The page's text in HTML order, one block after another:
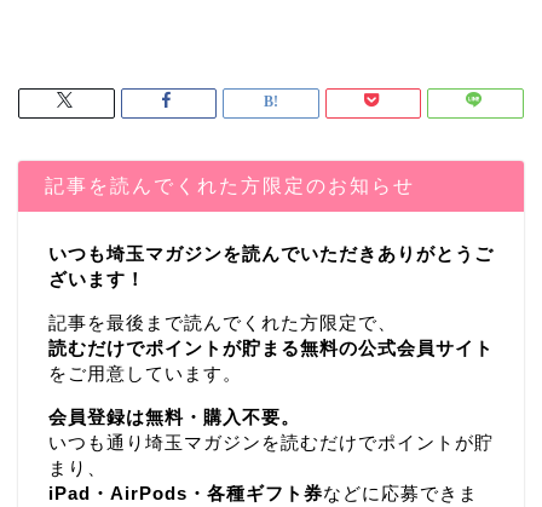
記事を読んでくれた方限定のお知らせ
いつも埼玉マガジンを読んでいただきありがとうご
ざいます！
記事を最後まで読んでくれた方限定で、
読むだけでポイントが貯まる無料の公式会員サイト
をご用意しています。
会員登録は無料・購入不要。
いつも通り埼玉マガジンを読むだけでポイントが貯
まり、
iPad・AirPods・各種ギフト券などに応募できま